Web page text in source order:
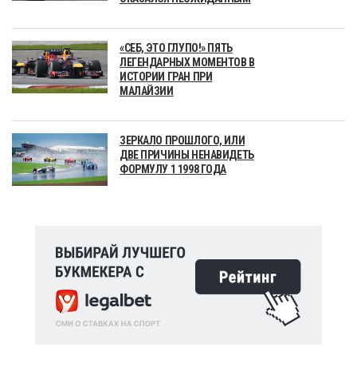
«СЕБ, ЭТО ГЛУПО!» ПЯТЬ
ЛЕГЕНДАРНЫХ МОМЕНТОВ В
ИСТОРИИ ГРАН ПРИ
МАЛАЙЗИИ
ЗЕРКАЛО ПРОШЛОГО, ИЛИ
ДВЕ ПРИЧИНЫ НЕНАВИДЕТЬ
ФОРМУЛУ 1 1998 ГОДА